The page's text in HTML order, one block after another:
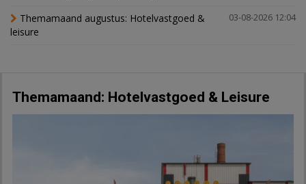
03-08-2026 12:04
Themamaand augustus: Hotelvastgoed &
leisure
Themamaand: Hotelvastgoed & Leisure